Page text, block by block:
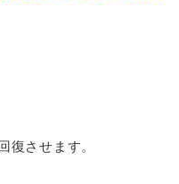
復させます。